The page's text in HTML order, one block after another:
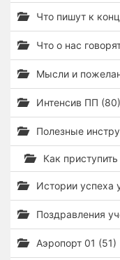
Что пишут к
Что о нас
Мысли и
Интенсив ПП (80)
Полезные
Как
Истории успеха
Поздравления
Аэропорт 01 (51)